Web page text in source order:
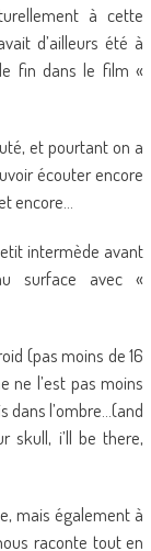
à cette
d’ailleurs été à
fin dans le film «
et pourtant on a
écouter encore
encore…
intermède avant
surface avec «
(pas moins de 16
ne l’est pas moins
dans l’ombre…(and
skull, i’ll be there,
mais également à
raconte tout en